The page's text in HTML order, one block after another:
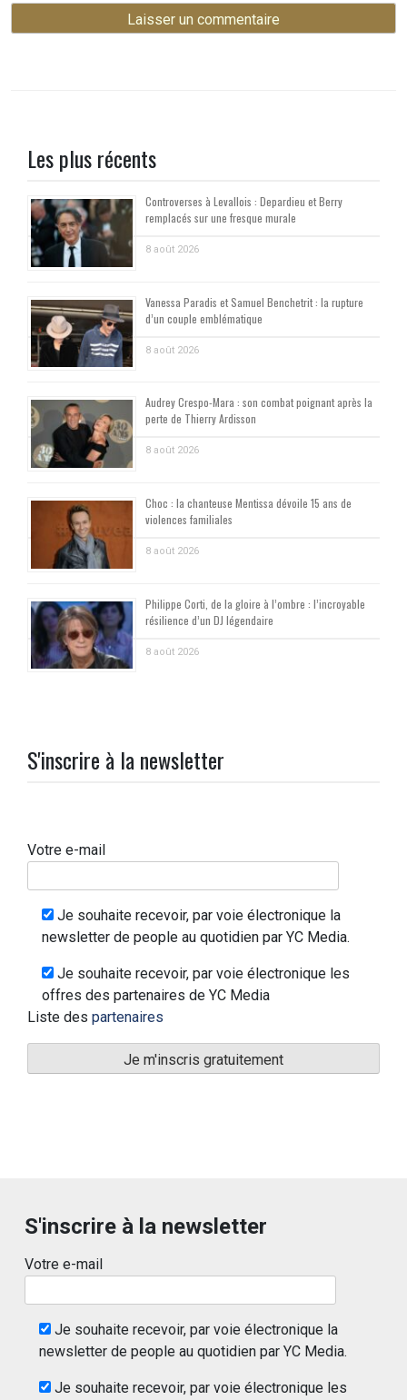
Les plus récents
Controverses à Levallois : Depardieu et Berry
remplacés sur une fresque murale
8 août 2026
Vanessa Paradis et Samuel Benchetrit : la rupture
d’un couple emblématique
8 août 2026
Audrey Crespo-Mara : son combat poignant après la
perte de Thierry Ardisson
8 août 2026
Choc : la chanteuse Mentissa dévoile 15 ans de
violences familiales
8 août 2026
Philippe Corti, de la gloire à l’ombre : l’incroyable
résilience d’un DJ légendaire
8 août 2026
S'inscrire à la newsletter
Votre e-mail
Je souhaite recevoir, par voie électronique la
newsletter de people au quotidien par YC Media.
Je souhaite recevoir, par voie électronique les
offres des partenaires de YC Media
Liste des partenaires
S'inscrire à la newsletter
Votre e-mail
Je souhaite recevoir, par voie électronique la
newsletter de people au quotidien par YC Media.
Je souhaite recevoir, par voie électronique les